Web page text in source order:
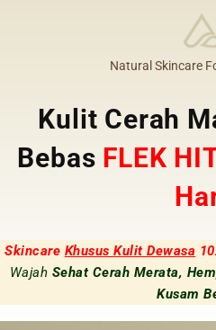
Natural Skincare
Kulit Cerah
Bebas FLEK
Skincare Khusus Kulit Dewasa
Wajah Sehat Cerah Merata,
Kusam